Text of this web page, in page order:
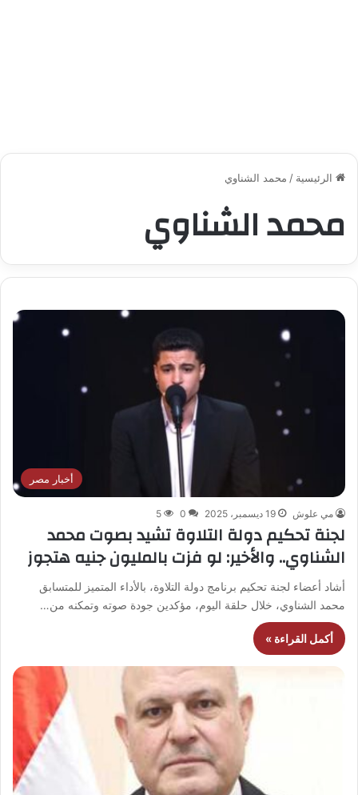
الرئيسية / محمد الشناوي
محمد الشناوي
أخبار مصر
مي علوش 19 ديسمبر، 2025 0
5
لجنة تحكيم دولة التلاوة تشيد بصوت محمد
الشناوي.. والأخير: لو فزت بالمليون جنيه هتجوز
أشاد أعضاء لجنة تحكيم برنامج دولة التلاوة، بالأداء المتميز للمتسابق
محمد الشناوي، خلال حلقة اليوم، مؤكدين جودة صوته وتمكنه من…
أكمل القراءة »